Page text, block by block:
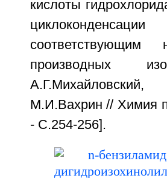
кислоты
производных
М.И.Вахрин // Химия
- С.254-256].